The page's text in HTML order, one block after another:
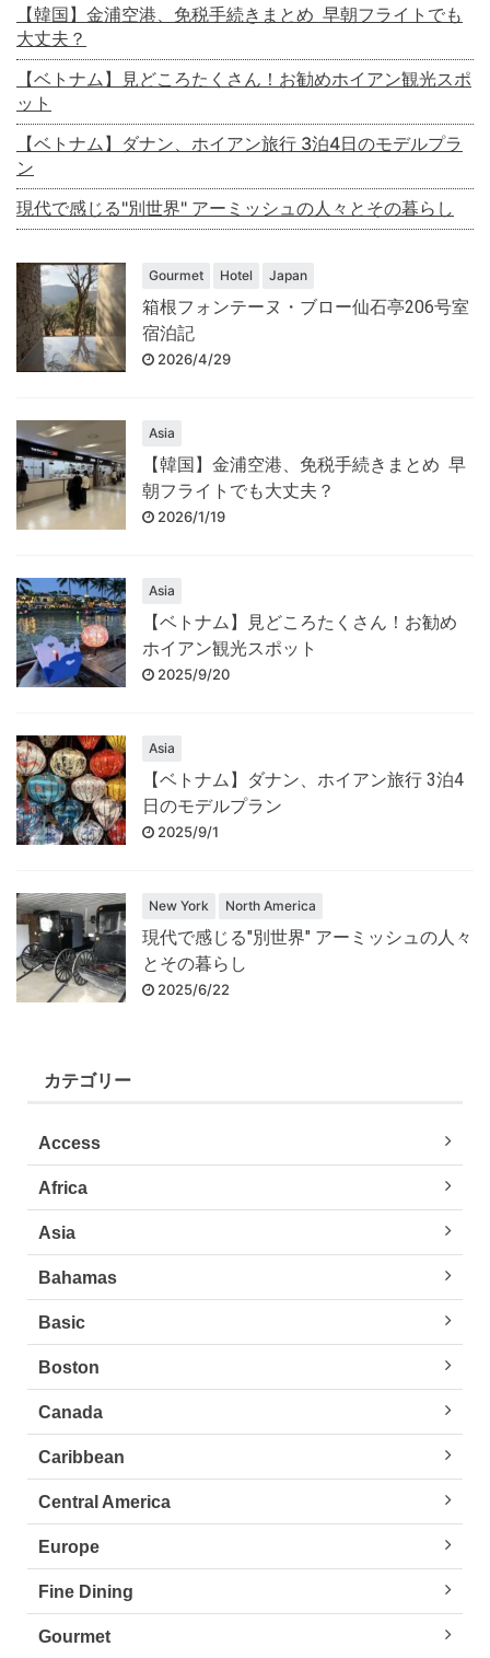
【韓国】金浦空港、免税手続きまとめ 早朝フライトでも
大丈夫？
【ベトナム】見どころたくさん！お勧めホイアン観光スポ
ット
【ベトナム】ダナン、ホイアン旅行 3泊4日のモデルプラ
ン
現代で感じる"別世界" アーミッシュの人々とその暮らし
Gourmet Hotel Japan
箱根フォンテーヌ・ブロー仙石亭206号室
宿泊記
2026/4/29
Asia
【韓国】金浦空港、免税手続きまとめ 早
朝フライトでも大丈夫？
2026/1/19
Asia
【ベトナム】見どころたくさん！お勧め
ホイアン観光スポット
2025/9/20
Asia
【ベトナム】ダナン、ホイアン旅行 3泊4
日のモデルプラン
2025/9/1
New York North America
現代で感じる"別世界" アーミッシュの人々
とその暮らし
2025/6/22
カテゴリー
Access
Africa
Asia
Bahamas
Basic
Boston
Canada
Caribbean
Central America
Europe
Fine Dining
Gourmet